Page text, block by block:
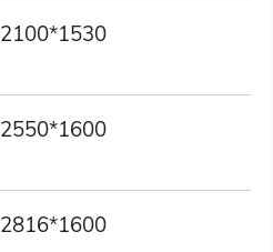
2100*1530
2550*1600
2816*1600